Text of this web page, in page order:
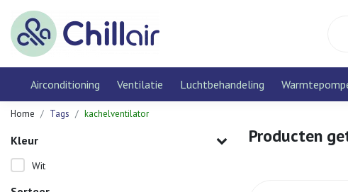
Airconditioning Ventilatie Luchtbehandeling
Home Tags kachelventilator
Kleur
Wit
Producten